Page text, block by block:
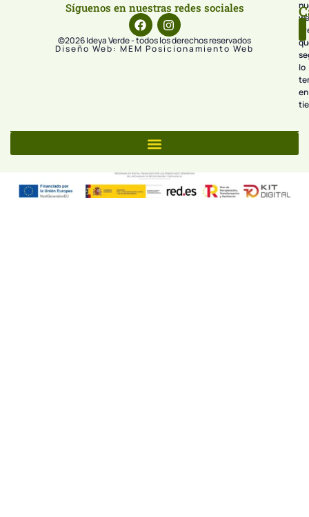
Síguenos en nuestras redes sociales
©2026 Ideya Verde - todos los derechos reservados
Diseño Web: MEM Posicionamiento Web
lo
en